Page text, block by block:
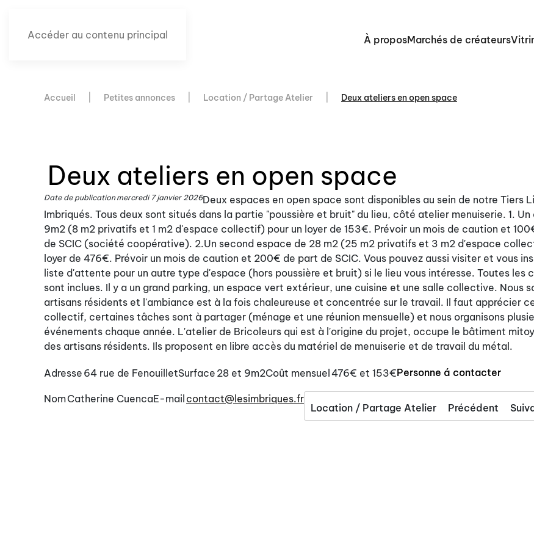
Accéder au contenu principal À proposMarchés de créateurs
Accueil Petites annonces Location / Partage Atelier Deux ateliers en open space
Deux ateliers en open space
Date de publication mercredi 7 janvier 2026Deux espaces en open space sont disponibles au sein de notre Tiers
Imbriqués. Tous deux sont situés dans la partie "poussière et bruit" du lieu, côté atelier menuiserie. 1.
9m2 (8 m2 privatifs et 1 m2 d'espace collectif) pour un loyer de 153€. Prévoir un mois de caution et
de SCIC (société coopérative). 2.Un second espace de 28 m2 (25 m2 privatifs et 3 m2 d'espace
loyer de 476€. Prévoir un mois de caution et 200€ de part de SCIC. Vous pouvez aussi visiter et vous
liste d'attente pour un autre type d'espace (hors poussière et bruit) si le lieu vous intéresse. Toutes les
sont inclues. Il y a un grand parking, un espace vert extérieur, une cuisine et une salle collective. Nous
artisans résidents et l'ambiance est à la fois chaleureuse et concentrée sur le travail. Il faut apprécier
collectif, certaines tâches sont à partager (ménage et une réunion mensuelle) et nous organisons
événements chaque année. L'atelier de Bricoleurs qui est à l'origine du projet, occupe le bâtiment
des artisans résidents. Ils proposent en libre accès du matériel de menuiserie et de travail du métal.
Adresse 64 rue de FenouilletSurface 28 et 9m2Coût mensuel 476€ et 153€Personne á contacter
NomCatherine CuencaE-mail contact@lesimbriques.fr
Location / Partage Atelier Précédent